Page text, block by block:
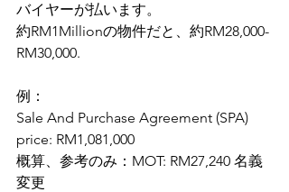
バイヤーが払います。
約RM1Millionの物件だと、約RM28,000-
RM30,000.
例：
Sale And Purchase Agreement (SPA)
price: RM1,081,000
概算、参考のみ：MOT: RM27,240 名義
変更